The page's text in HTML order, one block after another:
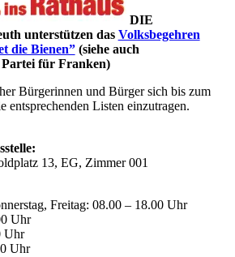
DIE
unterstützen das Volksbegehren
die Bienen”(siehe auch
für Franken)
Bürgerinnen und Bürger sich bis zum
entsprechenden Listen einzutragen.
13, EG, Zimmer 001
Freitag: 08.00 – 18.00 Uhr
Uhr
Uhr
Uhr